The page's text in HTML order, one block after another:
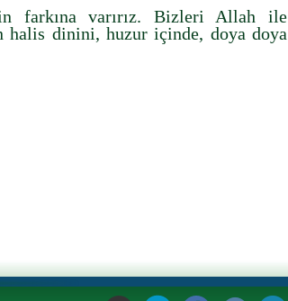
farkına varırız. Bizleri Allah ile
halis dinini, huzur içinde, doya doya